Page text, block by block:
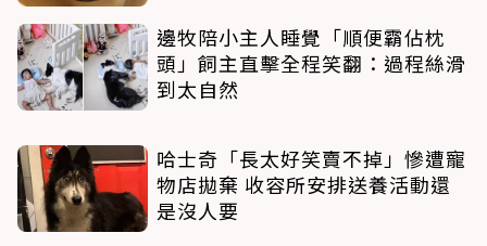
邊牧陪小主人睡覺「順便霸佔枕
頭」飼主直擊全程笑翻：過程絲滑
到太自然
哈士奇「長太好笑賣不掉」慘遭寵
物店拋棄 收容所安排送養活動還
是沒人要